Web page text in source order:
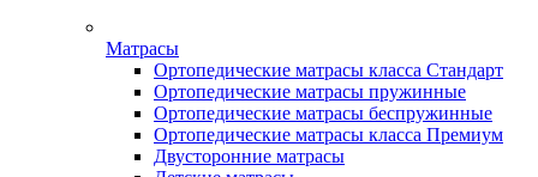
Матрасы
Ортопедические матрасы класса Стандарт
Ортопедические матрасы пружинные
Ортопедические матрасы беспружинные
Ортопедические матрасы класса Премиум
Двусторонние матрасы